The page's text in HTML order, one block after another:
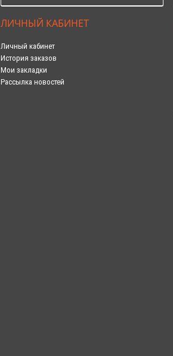
ЛИЧНЫЙ КАБИНЕТ
Личный кабинет
История заказов
Мои закладки
Рассылка новостей